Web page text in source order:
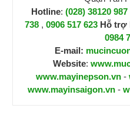
Hotline: (028) 38120 987
738, 0906 517 623 Hỗ trợ
0984
E-mail:
Website:
www.mayinepson.vn-
www.mayinsaigon.vn -